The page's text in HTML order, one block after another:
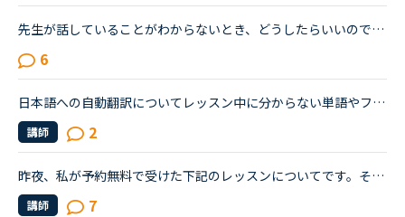
先生が話していることがわからないとき、どうしたらいいのでしょう。「今の質問がわからない」というより、会話のことです。カランはステージ９になりました。先生にもよるのですが、フリートーク、あるいは、レ...
6
日本語への自動翻訳についてレッスン中に分からない単語やフレーズがあった時、もっとも速く正確な日本語訳を自分で調べて知る方法は何だと思いますか？NCの教材で採用しているgoogle翻訳、何だかんだで1番利用し...
講師 2
昨夜、私が予約無料で受けた下記のレッスンについてです。その講師はレッスンの進め方が威圧的と言うか命令形で、ネイティブキャンプでは珍しいタイプの講師でした(少なくとも私は他にお目にかかったことがないで...
講師 7